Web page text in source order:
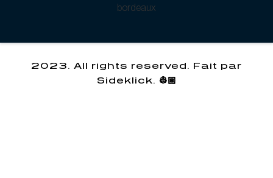
2023. All rights reserved. Fait par
Sideklick. 👷🏽